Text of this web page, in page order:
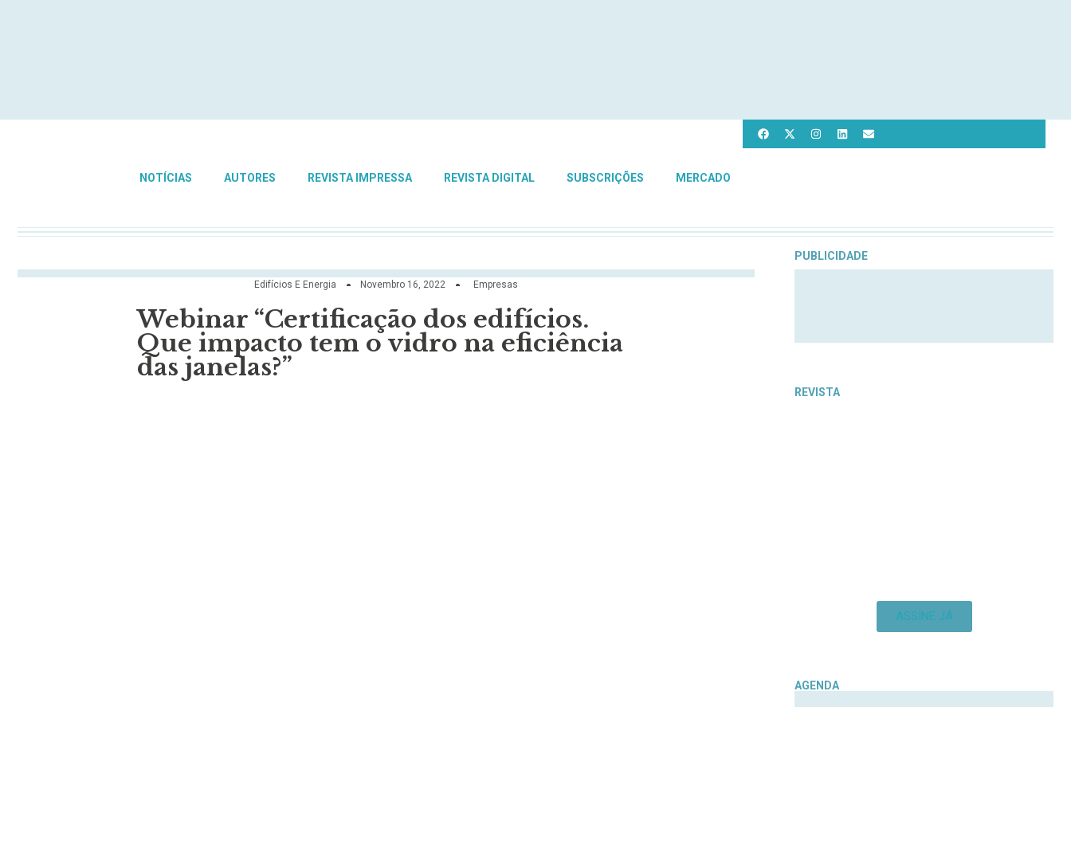
NOTÍCIAS AUTORES REVISTA IMPRESSA REVISTA DIGITAL SUBSCRIÇÕES MERCADO
Edifícios E Energia Novembro 16, 2022 Empresas
Webinar “Certificação dos edifícios.
Que impacto tem o vidro na eficiência
das janelas?”
PUBLICIDADE
REVISTA
ASSINE JÁ
AGENDA